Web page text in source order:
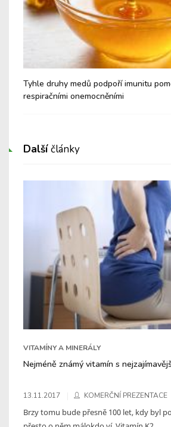
Tyhle druhy medů podpoří imunitu
respiračními onemocněními
Dalšíčlánky
VITAMÍNY A MINERÁLY
Nejméně známý vitamín s
13.11.2017 KOMERČNÍ PREZENTACE
Brzy tomu bude přesně 100 let, kdy byl